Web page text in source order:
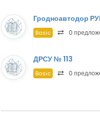
Гродноавтодор
Basic 0
ДРСУ № 113
Basic 0